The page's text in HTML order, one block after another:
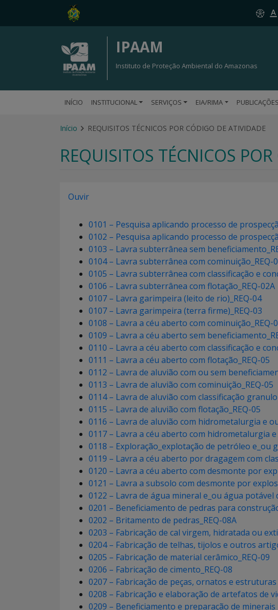
IPAAM
Instituto de Proteção Ambiental do Amazonas
INÍCIO INSTITUCIONAL SERVIÇOS EIA/RIMA PUBLICAÇÕES
Início REQUISITOS TÉCNICOS POR CÓDIGO DE ATIVIDADE
REQUISITOS TÉCNICOS
Ouvir
0101 – Pesquisa aplicando processo de
0102 – Pesquisa aplicando processo de
0103 – Lavra subterrânea sem
0104 – Lavra subterrânea com cominuição_REQ-
0105 – Lavra subterrânea com classificação e
0106 – Lavra subterrânea com flotação_REQ-02A
0107 – Lavra garimpeira (leito de rio)_REQ-04
0107 – Lavra garimpeira (terra firme)_REQ-03
0108 – Lavra a céu aberto com cominuição_REQ-
0109 – Lavra a céu aberto sem
0110 – Lavra a céu aberto com classificação e
0111 – Lavra a céu aberto com flotação_REQ-05
0112 – Lavra de aluvião com ou sem
0113 – Lavra de aluvião com cominuição_REQ-05
0114 – Lavra de aluvião com classificação
0115 – Lavra de aluvião com flotação_REQ-05
0116 – Lavra de aluvião com hidrometalurgia e
0117 – Lavra a céu aberto com hidrometalurgia
0118 – Exploração_explotação de petróleo e_ou
0119 – Lavra a céu aberto por dragagem com
0120 – Lavra a céu aberto com desmonte por
0121 – Lavra a subsolo com desmonte por
0122 – Lavra de água mineral e_ou água potável
0201 – Beneficiamento de pedras para
0202 – Britamento de pedras_REQ-08A
0203 – Fabricação de cal virgem, hidratada ou
0204 – Fabricação de telhas, tijolos e outros
0205 – Fabricação de material cerâmico_REQ-09
0206 – Fabricação de cimento_REQ-08
0207 – Fabricação de peças, ornatos e estruturas
0208 – Fabricação e elaboração de artefatos de
0209 – Beneficiamento e preparação de